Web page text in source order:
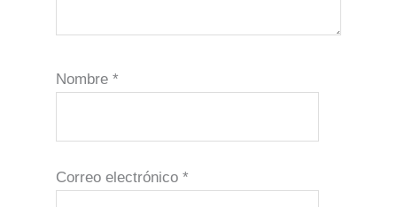
Nombre *
Correo electrónico *